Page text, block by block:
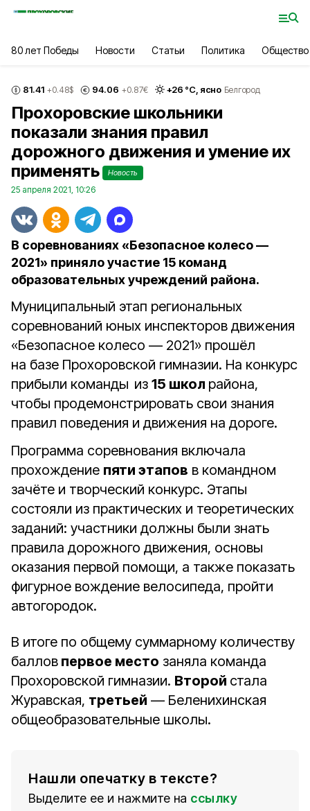
80 лет Победы Новости Статьи Политика Общество
81.41 +0.48$ 94.06 +0.87€ +26 °С, ясно Белгород
Прохоровские школьники
показали знания правил
дорожного движения и умение их
применять
Новость
25 апреля 2021, 10:26
В соревнованиях «Безопасное колесо —
2021» приняло участие 15 команд
образовательных учреждений района.
Муниципальный этап региональных
соревнований юных инспекторов движения
«Безопасное колесо — 2021» прошёл
на базе Прохоровской гимназии. На конкурс
прибыли команды из 15 школ района,
чтобы продемонстрировать свои знания
правил поведения и движения на дороге.
Программа соревнования включала
прохождение пяти этапов в командном
зачёте и творческий конкурс. Этапы
состояли из практических и теоретических
заданий: участники должны были знать
правила дорожного движения, основы
оказания первой помощи, а также показать
фигурное вождение велосипеда, пройти
автогородок.
В итоге по общему суммарному количеству
баллов первое место заняла команда
Прохоровской гимназии. Второй стала
Журавская, третьей — Беленихинская
общеобразовательные школы.
Нашли опечатку в тексте?
Выделите ее и нажмите на ссылку